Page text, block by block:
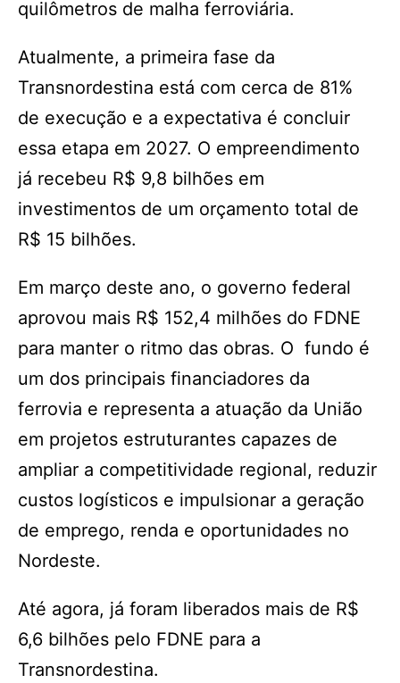
quilômetros de malha ferroviária.
Atualmente, a primeira fase da
Transnordestina está com cerca de 81%
de execução e a expectativa é concluir
essa etapa em 2027. O empreendimento
já recebeu R$ 9,8 bilhões em
investimentos de um orçamento total de
R$ 15 bilhões.
Em março deste ano, o governo federal
aprovou mais R$ 152,4 milhões do FDNE
para manter o ritmo das obras. O fundo é
um dos principais financiadores da
ferrovia e representa a atuação da União
em projetos estruturantes capazes de
ampliar a competitividade regional, reduzir
custos logísticos e impulsionar a geração
de emprego, renda e oportunidades no
Nordeste.
Até agora, já foram liberados mais de R$
6,6 bilhões pelo FDNE para a
Transnordestina.